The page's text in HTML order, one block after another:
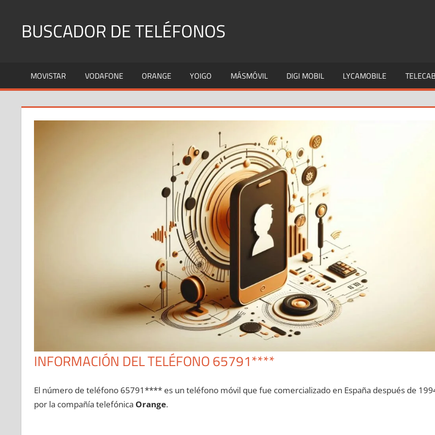
contenidoBUSCADOR DE TELÉFONOS
Fijos
y
MOVISTAR VODAFONE ORANGE YOIGO MÁSMÓVIL DIGI MOBIL LYCAMOBILE
INFORMACIÓN DEL TELÉFONO 65791****
El número dе teléfono 65791**** es un teléfono móvil quе fue comercializado en España después dе
pοr la compañía telefónica Orange.